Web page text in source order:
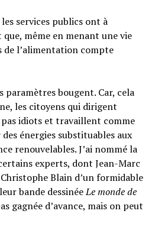
services publics ont à
même en menant une vie
de l’alimentation compte
paramètres bougent. Car, cela
les citoyens qui dirigent
idiots et travaillent comme
énergies substituables aux
renouvelables. J’ai nommé la
experts, dont Jean-Marc
Blain d’un formidable
bande dessinéeLe monde de
gagnée d’avance, mais on peut